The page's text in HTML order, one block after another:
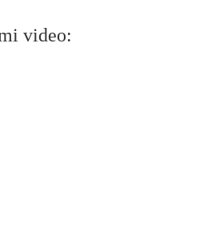
video: